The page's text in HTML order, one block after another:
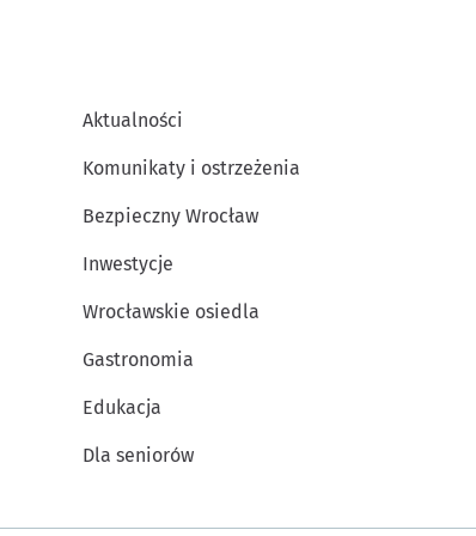
Aktualności
Komunikaty i ostrzeżenia
Bezpieczny Wrocław
Inwestycje
Wrocławskie osiedla
Gastronomia
Edukacja
Dla seniorów